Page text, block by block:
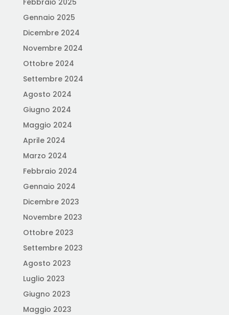
Febbraio 2025
Gennaio 2025
Dicembre 2024
Novembre 2024
Ottobre 2024
Settembre 2024
Agosto 2024
Giugno 2024
Maggio 2024
Aprile 2024
Marzo 2024
Febbraio 2024
Gennaio 2024
Dicembre 2023
Novembre 2023
Ottobre 2023
Settembre 2023
Agosto 2023
Luglio 2023
Giugno 2023
Maggio 2023